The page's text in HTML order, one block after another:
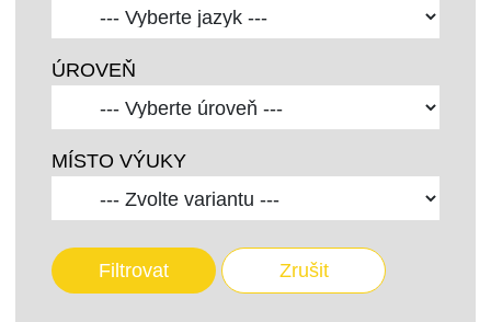
ÚROVEŇ
MÍSTO VÝUKY
Filtrovat Zrušit